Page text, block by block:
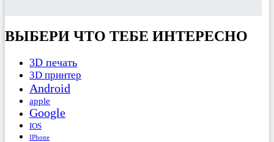
ВЫБЕРИ ЧТО ТЕБЕ ИНТЕРЕСНО
3D печать
3D принтер
Android
apple
Google
IOS
IPhone